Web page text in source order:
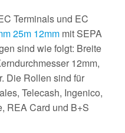
Terminals und EC
25m 12mm mit SEPA
sind wie folgt: Breite
12mm,
Die Rollen sind für
Telecash, Ingenico,
REA Card und B+S